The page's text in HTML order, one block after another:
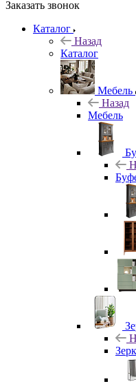
Заказать звонок
Каталог
Назад
Каталог
Мебель
Назад
Мебель